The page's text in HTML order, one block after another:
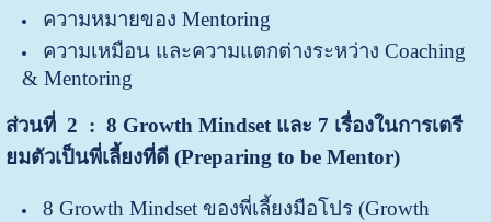
ความหมายของ Mentoring
ความเหมือน และความแตกต่างระหว่าง Coaching
& Mentoring
ส่วนที่ 2 : 8 Growth Mindset และ 7 เรื่องในการเตรี
ยมตัวเป็นพี่เลี้ยงที่ดี (Preparing to be Mentor)
8 Growth Mindset ของพี่เลี้ยงมือโปร (Growth